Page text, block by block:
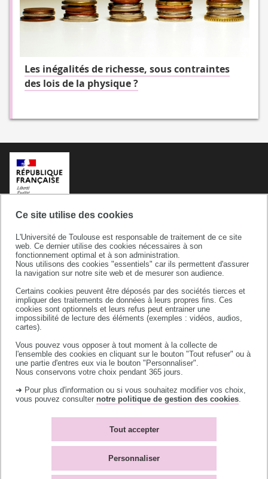
Ce site utilise des cookies
L'Université de Toulouse est responsable de traitement de ce site
web. Ce dernier utilise des cookies nécessaires à son
fonctionnement optimal et à son administration.
Nous utilisons des cookies "essentiels" car ils permettent d'assurer
la navigation sur notre site web et de mesurer son audience.
Certains cookies peuvent être déposés par des sociétés tierces et
impliquer des traitements de données à leurs propres fins. Ces
cookies sont optionnels et leurs refus peut entrainer une
impossibilité de lecture des éléments (exemples : vidéos, audios,
cartes).
Vous pouvez vous opposer à tout moment à la collecte de
l'ensemble des cookies en cliquant sur le bouton "Tout refuser" ou à
une partie d'entres eux via le bouton "Personnaliser".
Nous conservons votre choix pendant 365 jours.
➜ Pour plus d'information ou si vous souhaitez modifier vos choix,
vous pouvez consulter notre politique de gestion des cookies
Tout accepter
Personnaliser
Les inégalités de richesse, sous contraintes
des lois de la physique ?
Université de Toulouse
118 route de Narbonne
31062 TOULOUSE CEDEX 9
téléphone +33 (0)5 61 55 66 11
Bibliothèques
L'université recrute
Mentions légales
Accessibilité : non-
Témoins de connexion